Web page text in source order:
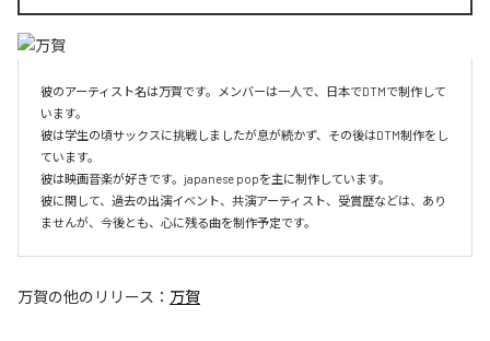
彼のアーティスト名は万賀です。メンバーは一人で、日本でDTMで制作して
います。
彼は学生の頃サックスに挑戦しましたが息が続かず、その後はDTM制作をし
ています。
彼は映画音楽が好きです。japanese popを主に制作しています。
彼に関して、過去の出演イベント、共演アーティスト、受賞歴などは、あり
ませんが、今後とも、心に残る曲を制作予定です。
万賀の他のリリース： 万賀